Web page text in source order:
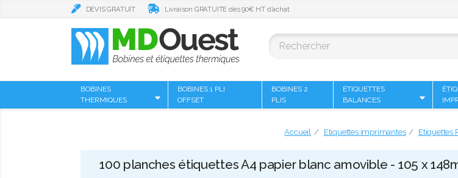
DEVIS GRATUIT Livraison GRATUITE dès 90€ HT d’achat
BOBINES
THERMIQUES
BOBINES 1 PLI
OFFSET
BOBINES 2
PLIS
ÉTIQUETTES
BALANCES
Accueil Etiquettes imprimantes Etiquettes
100 planches étiquettes A4 papier blanc amovible - 105 x